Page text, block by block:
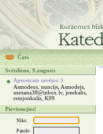
Čats
Svētdiena, 9.augusts
Apsveicam savējos :)
Asmodeus, nuncijs, Asmodejs,
snezana38@inbox.lv, jeeekabs,
reinjonkulis, K99
Pievienojies!
Niks:
Parole: